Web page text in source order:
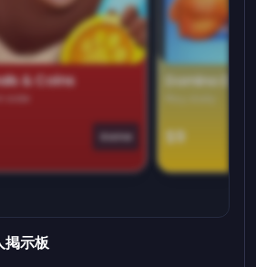
& Coins
side
Game
Domino
$9
掲示板